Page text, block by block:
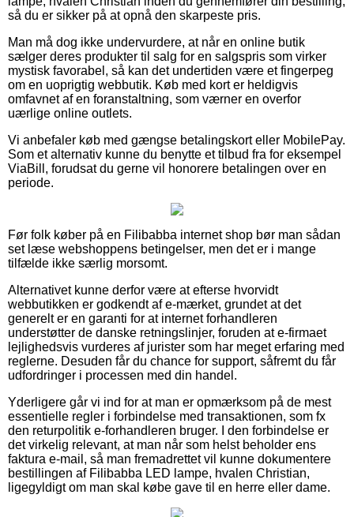
så du er sikker på at opnå den skarpeste pris.
Man må dog ikke undervurdere, at når en online butik
sælger deres produkter til salg for en salgspris som virker
mystisk favorabel, så kan det undertiden være et fingerpeg
om en uoprigtig webbutik. Køb med kort er heldigvis
omfavnet af en foranstaltning, som værner en overfor
uærlige online outlets.
Vi anbefaler køb med gængse betalingskort eller MobilePay.
Som et alternativ kunne du benytte et tilbud fra for eksempel
ViaBill, forudsat du gerne vil honorere betalingen over en
periode.
Før folk køber på en Filibabba internet shop bør man sådan
set læse webshoppens betingelser, men det er i mange
tilfælde ikke særlig morsomt.
Alternativet kunne derfor være at efterse hvorvidt
webbutikken er godkendt af e-mærket, grundet at det
generelt er en garanti for at internet forhandleren
understøtter de danske retningslinjer, foruden at e-firmaet
lejlighedsvis vurderes af jurister som har meget erfaring med
reglerne. Desuden får du chance for support, såfremt du får
udfordringer i processen med din handel.
Yderligere går vi ind for at man er opmærksom på de mest
essentielle regler i forbindelse med transaktionen, som fx
den returpolitik e-forhandleren bruger. I den forbindelse er
det virkelig relevant, at man når som helst beholder ens
faktura e-mail, så man fremadrettet vil kunne dokumentere
bestillingen af Filibabba LED lampe, hvalen Christian,
ligegyldigt om man skal købe gave til en herre eller dame.